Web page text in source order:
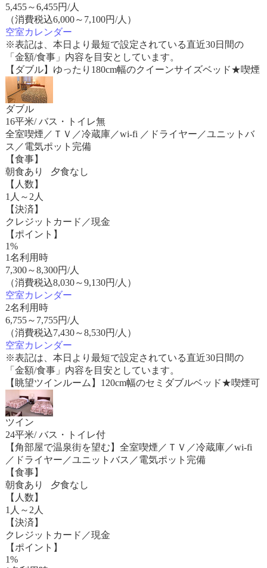
5,455～6,455円/人
（消費税込6,000～7,100円/人）
空室カレンダー
※表記は、本日より最短で設定されている直近30日間の
「金額/食事」内容を目安としています。
【ダブル】ゆったり180cm幅のクイーンサイズベッド★喫煙
ダブル
16平米/ バス・トイレ無
全室喫煙／ＴＶ／冷蔵庫／wi-fi ／ドライヤー／ユニットバ
ス／電気ポット完備
【食事】
朝食あり 夕食なし
【人数】
1人～2人
【決済】
クレジットカード／現金
【ポイント】
1%
1名利用時
7,300～8,300円/人
（消費税込8,030～9,130円/人）
空室カレンダー
2名利用時
6,755～ 7,755円/人
（消費税込7,430～8,530円/人）
空室カレンダー
※表記は、本日より最短で設定されている直近30日間の
「金額/食事」内容を目安としています。
【眺望ツインルーム】120cm幅のセミダブルベッド★喫煙可
ツイン
24平米/ バス・トイレ付
【角部屋で温泉街を望む】全室喫煙／ＴＶ／冷蔵庫／wi-fi
／ドライヤー／ユニットバス／電気ポット完備
【食事】
朝食あり 夕食なし
【人数】
1人～2人
【決済】
クレジットカード／現金
【ポイント】
1%